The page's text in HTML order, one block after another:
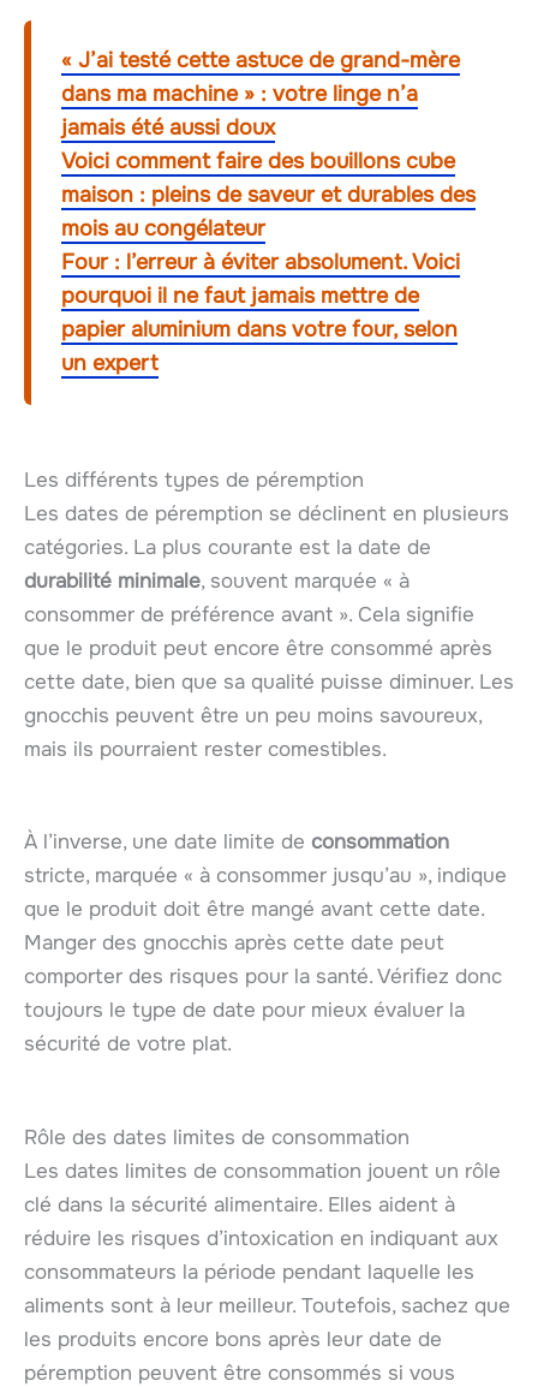
« J’ai testé cette astuce de grand-mère
dans ma machine » : votre linge n’a
jamais été aussi doux
Voici comment faire des bouillons cube
maison : pleins de saveur et durables des
mois au congélateur
Four : l’erreur à éviter absolument. Voici
pourquoi il ne faut jamais mettre de
papier aluminium dans votre four, selon
un expert
Les différents types de péremption
Les dates de péremption se déclinent en plusieurs
catégories. La plus courante est la date de
durabilité minimale, souvent marquée « à
consommer de préférence avant ». Cela signifie
que le produit peut encore être consommé après
cette date, bien que sa qualité puisse diminuer. Les
gnocchis peuvent être un peu moins savoureux,
mais ils pourraient rester comestibles.
À l’inverse, une date limite de consommation
stricte, marquée « à consommer jusqu’au », indique
que le produit doit être mangé avant cette date.
Manger des gnocchis après cette date peut
comporter des risques pour la santé. Vérifiez donc
toujours le type de date pour mieux évaluer la
sécurité de votre plat.
Rôle des dates limites de consommation
Les dates limites de consommation jouent un rôle
clé dans la sécurité alimentaire. Elles aident à
réduire les risques d’intoxication en indiquant aux
consommateurs la période pendant laquelle les
aliments sont à leur meilleur. Toutefois, sachez que
les produits encore bons après leur date de
péremption peuvent être consommés si vous